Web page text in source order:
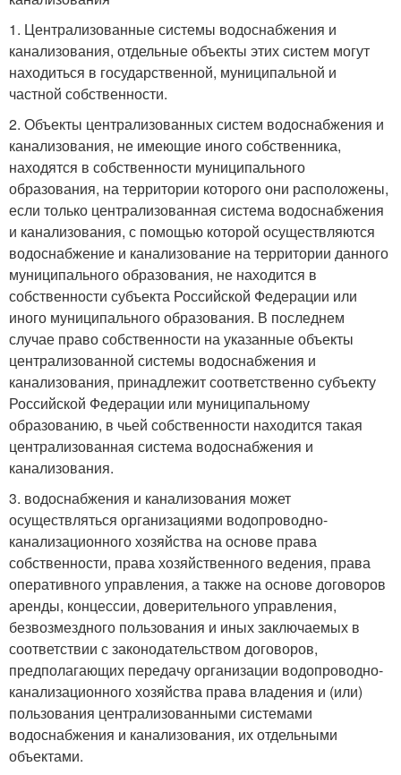
1. Централизованные системы водоснабжения и
канализования, отдельные объекты этих систем могут
находиться в государственной, муниципальной и
частной собственности.
2. Объекты централизованных систем водоснабжения и
канализования, не имеющие иного собственника,
находятся в собственности муниципального
образования, на территории которого они расположены,
если только централизованная система водоснабжения
и канализования, с помощью которой осуществляются
водоснабжение и канализование на территории данного
муниципального образования, не находится в
собственности субъекта Российской Федерации или
иного муниципального образования. В последнем
случае право собственности на указанные объекты
централизованной системы водоснабжения и
канализования, принадлежит соответственно субъекту
Российской Федерации или муниципальному
образованию, в чьей собственности находится такая
централизованная система водоснабжения и
канализования.
3. водоснабжения и канализования может
осуществляться организациями водопроводно-
канализационного хозяйства на основе права
собственности, права хозяйственного ведения, права
оперативного управления, а также на основе договоров
аренды, концессии, доверительного управления,
безвозмездного пользования и иных заключаемых в
соответствии с законодательством договоров,
предполагающих передачу организации водопроводно-
канализационного хозяйства права владения и (или)
пользования централизованными системами
водоснабжения и канализования, их отдельными
объектами.